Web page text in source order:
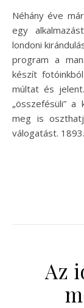
Néhány éve már, hogy a Museum of London készíttetett
egy
londoni
program a
készít
múltat és
„összefésüli”
meg is
válogatást.
Az